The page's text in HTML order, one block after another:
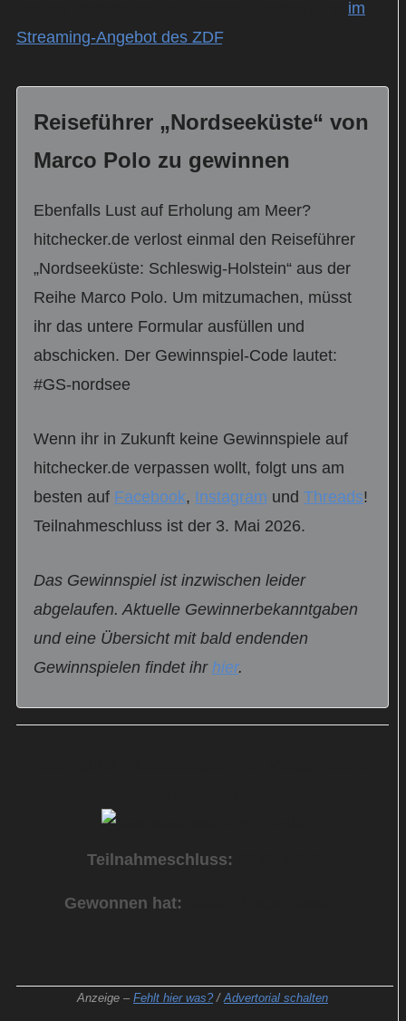
im
Streaming-Angebot des ZDF.
Reiseführer „Nordseeküste“ von
Marco Polo zu gewinnen
Ebenfalls Lust auf Erholung am Meer?
hitchecker.de verlost einmal den Reiseführer
„Nordseeküste: Schleswig-Holstein“ aus der
Reihe Marco Polo. Um mitzumachen, müsst
ihr das untere Formular ausfüllen und
abschicken. Der Gewinnspiel-Code lautet:
#GS-nordsee
Wenn ihr in Zukunft keine Gewinnspiele auf
hitchecker.de verpassen wollt, folgt uns am
besten auf Facebook, Instagram und Threads!
Teilnahmeschluss ist der 3. Mai 2026.
Das Gewinnspiel ist inzwischen leider
abgelaufen. Aktuelle Gewinnerbekanntgaben
und eine Übersicht mit bald endenden
Gewinnspielen findet ihr hier.
Teilnahmeschluss:
Gewonnen hat:
Anzeige – Fehlt hier was? /Advertorial schalten